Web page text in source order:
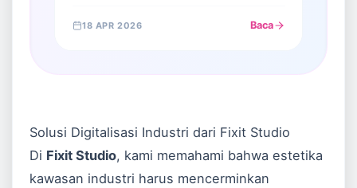
18 APR 2026 Baca
Solusi Digitalisasi Industri dari Fixit Studio
Di Fixit Studio, kami memahami bahwa estetika
kawasan industri harus mencerminkan